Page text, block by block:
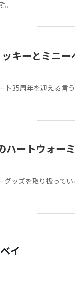
キーとミニー
ト35周年を迎える言
ハートウォー
グッズを取り扱ってい
イ